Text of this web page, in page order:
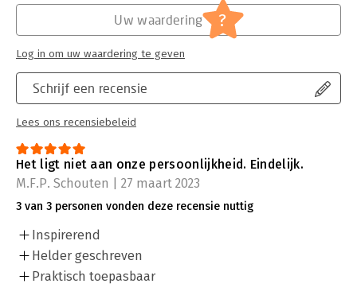
Schrijf een recensie
Lees ons recensiebeleid
Uw waardering ?
Log in om uw waardering te geven
Het ligt niet aan onze persoonlijkheid. Eindelijk.
M.F.P. Schouten | 27 maart 2023
3 van 3 personen vonden deze recensie nuttig
Inspirerend
Helder geschreven
Praktisch toepasbaar